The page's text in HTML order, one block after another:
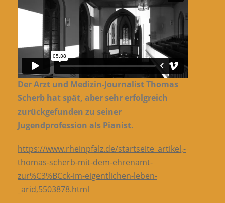
Der Arzt und Medizin-Journalist Thomas
Scherb hat spät, aber sehr erfolgreich
zurückgefunden zu seiner
Jugendprofession als Pianist.
https://www.rheinpfalz.de/startseite_artikel,-
thomas-scherb-mit-dem-ehrenamt-
zur%C3%BCck-im-eigentlichen-leben-
_arid,5503878.html